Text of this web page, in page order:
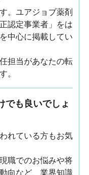
。ユアジョブ薬剤
認定事業者」をは
中心に掲載してい
担当があなたの転
。
でも良いでしょ
れている方もお気
職でのお悩みや将
向など、業界知識